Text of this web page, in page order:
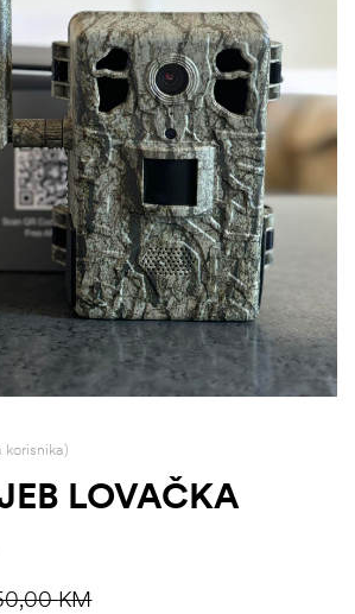
korisnika)
LOVAČKA
KM